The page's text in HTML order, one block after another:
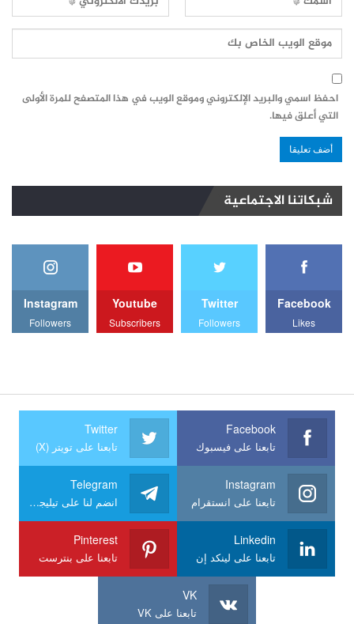
احفظ اسمي والبريد الإلكتروني وموقع الويب في هذا المتصفح للمرة الأولى
التي أعلق فيها.
شبكاتنا الاجتماعية
Facebook
Likes
Twitter
Followers
Youtube
Subscribers
Instagram
Followers
Facebook
تابعنا على فيسبوك
Twitter
تابعنا على تويتر (X)
Instagram
تابعنا على انستقرام
Telegram
انضم لنا على تيليجرام
Linkedin
تابعنا على لينكد إن
Pinterest
تابعنا على بنترست
VK
تابعنا على VK